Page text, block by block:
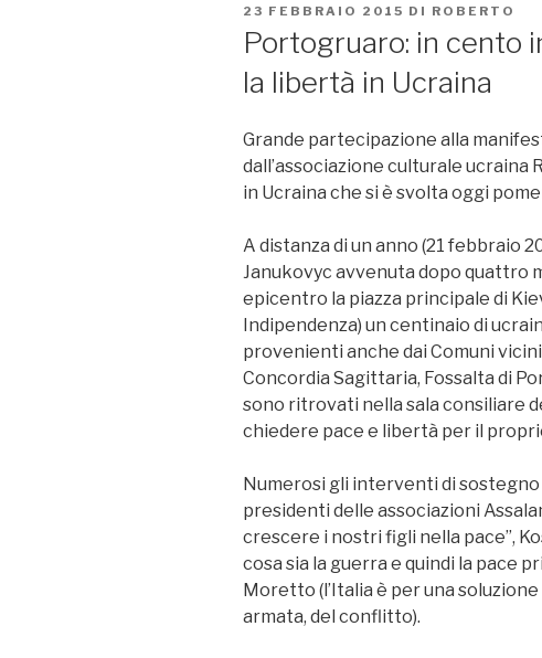
PUBBLICATO
IL
23 FEBBRAIO 2015 DI ROBERTO
Portogruaro: in cento
la libertà in Ucraina
Grande partecipazione alla
dall’associazione culturale ucraina
in Ucraina che si è svolta oggi
A distanza di un anno (21 febbraio
Janukovyc avvenuta dopo quattro
epicentro la piazza principale di
Indipendenza) un centinaio di
provenienti anche dai Comuni
Concordia Sagittaria, Fossalta di
sono ritrovati nella sala consiliare
chiedere pace e libertà per il
Numerosi gli interventi di
presidenti delle associazioni
crescere i nostri figli nella pace”,
cosa sia la guerra e quindi la pace
Moretto (l’Italia è per una
armata, del conflitto).